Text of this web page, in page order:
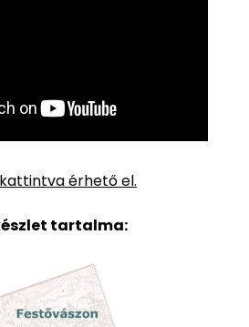
érhető el.
tartalma: